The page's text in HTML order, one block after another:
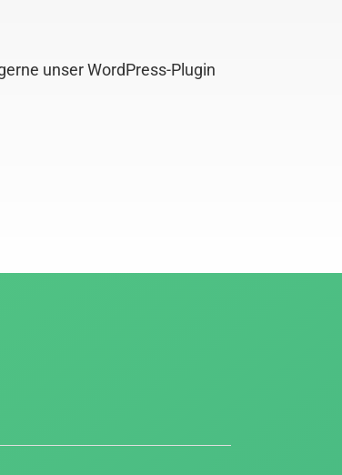
unser WordPress-Plugin